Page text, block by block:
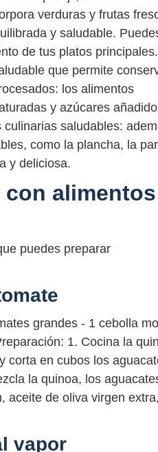
verduras y frutas
y saludable.
de tus platos
que permite
los alimentos
y azúcares
saludables:
como la plancha, la
y deliciosa.
alimentos
puedes preparar
grandes - 1 cebolla
1. Cocina la
corta en cubos los
la quinoa, los
aceite de oliva virgen
vapor